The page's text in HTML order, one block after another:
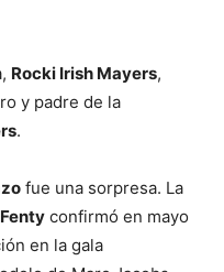
Rocki Irish Mayers,
y padre de la
.
fue una sorpresa. La
Fenty confirmó en mayo
en la gala